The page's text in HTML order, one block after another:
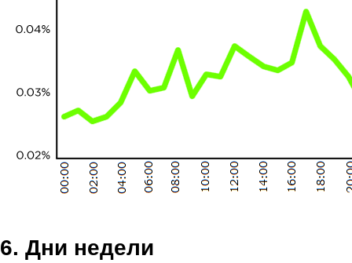
6. Дни недели